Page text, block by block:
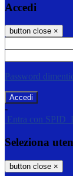
Accedi
button close ×
Password
-
Entra con SPID
Seleziona
button close ×